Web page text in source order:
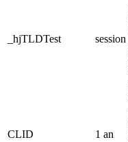
_hjTLDTest session
CLID 1 an